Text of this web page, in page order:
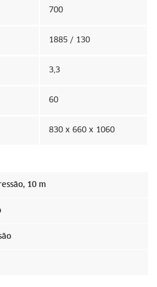
700
1885 / 130
3,3
60
830 x 660 x 1060
10 m